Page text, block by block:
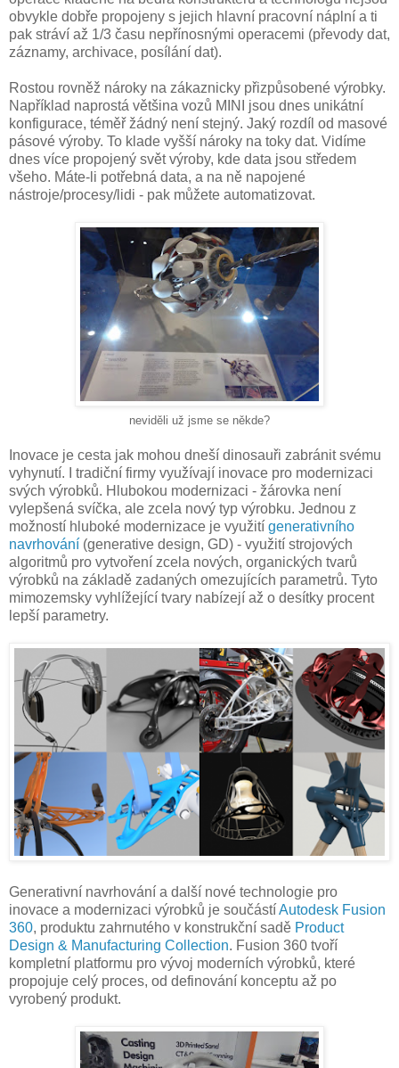
obvykle dobře propojeny s jejich hlavní pracovní náplní a ti
pak stráví až 1/3 času nepřínosnými operacemi (převody dat,
záznamy, archivace, posílání dat).
Rostou rovněž nároky na zákaznicky přizpůsobené výrobky.
Například naprostá většina vozů MINI jsou dnes unikátní
konfigurace, téměř žádný není stejný. Jaký rozdíl od masové
pásové výroby. To klade vyšší nároky na toky dat. Vidíme
dnes více propojený svět výroby, kde data jsou středem
všeho. Máte-li potřebná data, a na ně napojené
nástroje/procesy/lidi - pak můžete automatizovat.
neviděli už jsme se někde?
Inovace je cesta jak mohou dneší dinosauři zabránit svému
vyhynutí. I tradiční firmy využívají inovace pro modernizaci
svých výrobků. Hlubokou modernizaci - žárovka není
vylepšená svíčka, ale zcela nový typ výrobku. Jednou z
možností hluboké modernizace je využití generativního
navrhování (generative design, GD) - využití strojových
algoritmů pro vytvoření zcela nových, organických tvarů
výrobků na základě zadaných omezujících parametrů. Tyto
mimozemsky vyhlížející tvary nabízejí až o desítky procent
lepší parametry.
Generativní navrhování a další nové technologie pro
inovace a modernizaci výrobků je součástíAutodesk Fusion
360, produktu zahrnutého v konstrukční sadě Product
Design & Manufacturing Collection. Fusion 360 tvoří
kompletní platformu pro vývoj moderních výrobků, které
propojuje celý proces, od definování konceptu až po
vyrobený produkt.